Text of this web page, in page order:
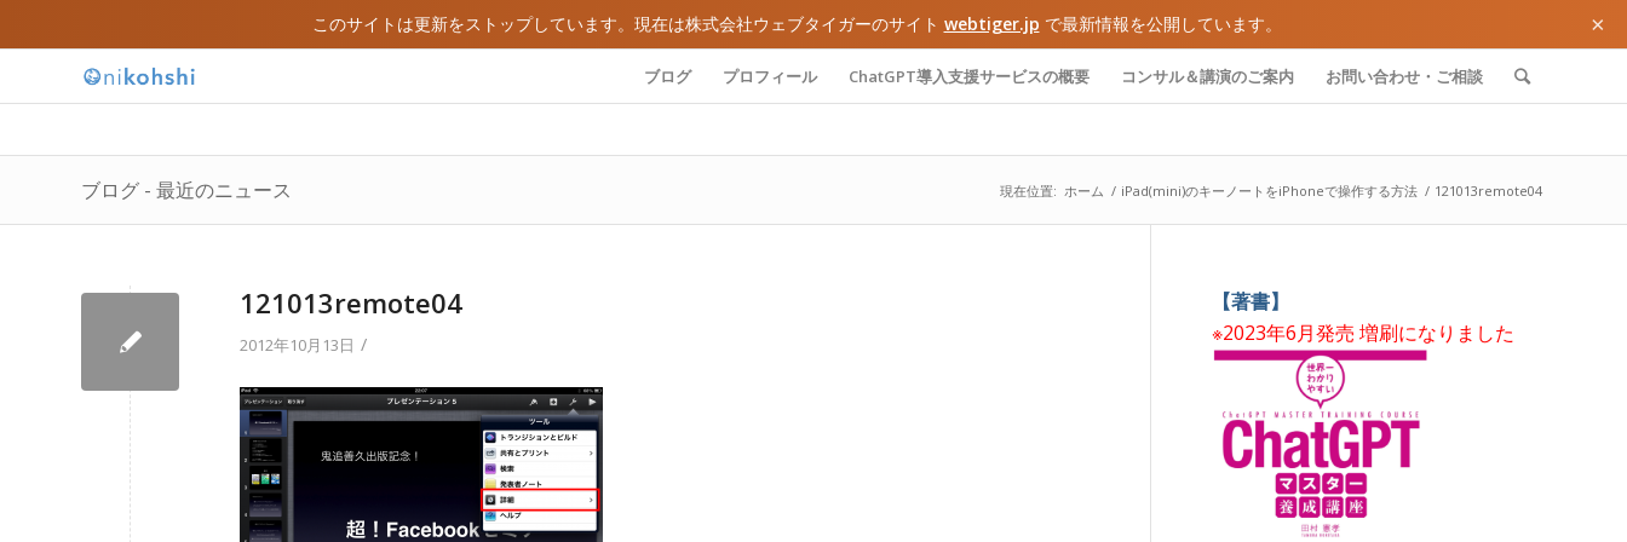
このサイトは更新をストップしています。現在は株式会社ウェブタイガーのサイト webtiger.jp で最新情報を公開しています。 ×
ブログ プロフィール ChatGPT導入支援サービスの概要 コンサル＆講演のご案内 お問い合わせ・ご相談
ブログ - 最近のニュース 現在位置: ホーム / iPad(mini)のキーノートをiPhoneで操作する方法 / 121013remote04
121013remote04
2012年10月13日 /
【著書】
※2023年6月発売 増刷になりました